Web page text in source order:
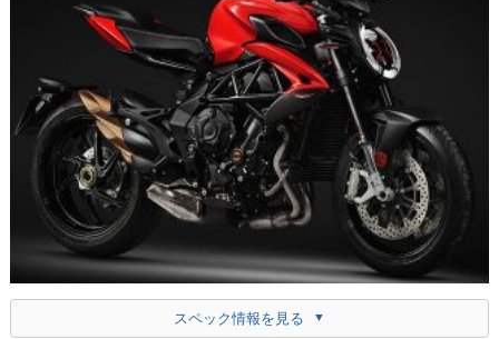
スペック情報を見る